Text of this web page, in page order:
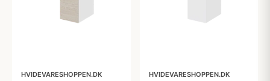
HVIDEVARESHOPPEN.DK HVIDEVARESHOPPEN.DK